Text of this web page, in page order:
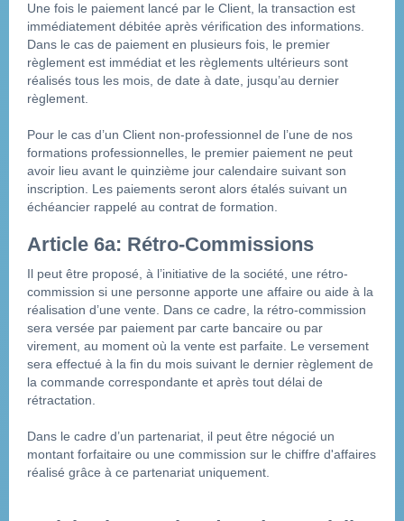
Une fois le paiement lancé par le Client, la transaction est
immédiatement débitée après vérification des informations.
Dans le cas de paiement en plusieurs fois, le premier
règlement est immédiat et les règlements ultérieurs sont
réalisés tous les mois, de date à date, jusqu’au dernier
règlement.
Pour le cas d’un Client non-professionnel de l’une de nos
formations professionnelles, le premier paiement ne peut
avoir lieu avant le quinzième jour calendaire suivant son
inscription. Les paiements seront alors étalés suivant un
échéancier rappelé au contrat de formation.
Article 6a: Rétro-Commissions
Il peut être proposé, à l’initiative de la société, une rétro-
commission si une personne apporte une affaire ou aide à la
réalisation d’une vente. Dans ce cadre, la rétro-commission
sera versée par paiement par carte bancaire ou par
virement, au moment où la vente est parfaite. Le versement
sera effectué à la fin du mois suivant le dernier règlement de
la commande correspondante et après tout délai de
rétractation.
Dans le cadre d’un partenariat, il peut être négocié un
montant forfaitaire ou une commission sur le chiffre d'affaires
réalisé grâce à ce partenariat uniquement.